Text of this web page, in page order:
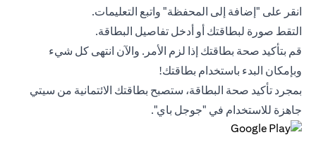
انقر على "إضافة إلى المحفظة" واتبع التعليمات.
التقط صورة لبطاقتك أو أدخل تفاصيل البطاقة.
قم بتأكيد صحة بطاقتك إذا لزم الأمر. والآن انتهى كل شيء
وبإمكان البدء باستخدام بطاقتك!
بمجرد تأكيد صحة البطاقة، ستصبح بطاقتك الائتمانية من سيتي
جاهزة للاستخدام في "جوجل باي".